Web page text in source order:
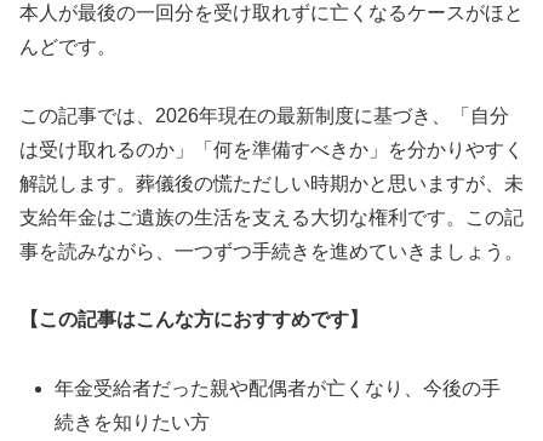
本人が最後の一回分を受け取れずに亡くなるケースがほと
んどです。
この記事では、2026年現在の最新制度に基づき、「自分
は受け取れるのか」「何を準備すべきか」を分かりやすく
解説します。葬儀後の慌ただしい時期かと思いますが、未
支給年金はご遺族の生活を支える大切な権利です。この記
事を読みながら、一つずつ手続きを進めていきましょう。
【この記事はこんな方におすすめです】
年金受給者だった親や配偶者が亡くなり、今後の手
続きを知りたい方